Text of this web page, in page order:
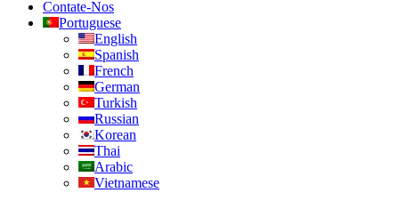
Contate-Nos
Portuguese
English
Spanish
French
German
Turkish
Russian
Korean
Thai
Arabic
Vietnamese